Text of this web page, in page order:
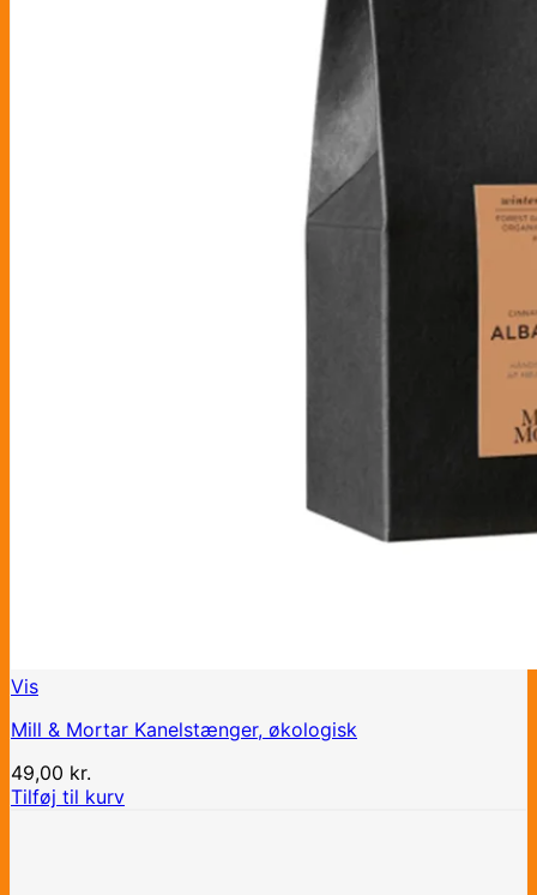
Vis
Mill & Mortar Kanelstænger, økologisk
49,00 kr.
Tilføj til kurv